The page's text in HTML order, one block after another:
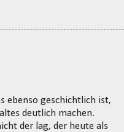
ebenso geschichtlich ist,
deutlich machen.
der lag, der heute als